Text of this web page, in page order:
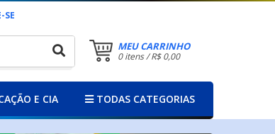
SE
MEU CARRINHO
0 itens / R$ 0,00
E CIA TODAS CATEGORIAS